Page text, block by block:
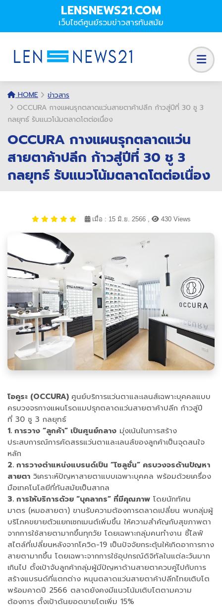
LENSNEWS21.COM
เว็บไซต์ศูนย์รวมข่าวสารทันสมัย
HOME
ข่าวสาร
OCCURA กางแผนรุกตลาดแว่นสายตาค้าปลีก ก้าวสู่ปีที่ 30 ชู 3
กลยุทธ์ รับแนวโน้มตลาดโตต่อเนื่อง
OCCURA กางแผนรุกตลาดแว่น
สายตาค้าปลีก ก้าวสู่ปีที่ 30 ชู 3
กลยุทธ์ รับแนวโน้มตลาดโตต่อเนื่อง
เมื่อ : 15 มิ.ย. 2566 , 430 Views
โอคูระ (OCCURA) ศูนย์บริการแว่นตาและเลนส์เฉพาะบุคคลแบบ
ครบวงจรกางแผนโรดแมปรุกตลาดแว่นสายตาค้าปลีก ก้าวสู่ปี
ที่ 30 ชู 3 กลยุทธ์
1. การวาง “ลูกค้า” เป็นศูนย์กลาง มุ่งเน้นในการสร้าง
ประสบการณ์การคัดสรรแว่นตาและเลนส์ของลูกค้าเป็นจุดสนใจ
หลัก
2. การวางตำแหน่งแบรนด์เป็น “โซลูชั่น” ครบวงจรด้านปัญหา
สายตา วิเคราะห์ปัญหาสายตาแบบเฉพาะบุคคล พร้อมด้วยเครื่อง
มือเทคโนโลยีที่ทันสมัยเป็นสากล
3. การให้บริการด้วย “บุคลากร” ที่มีคุณภาพ โดยนักทัศน
มาตร (หมอสายตา) ขานรับความต้องการตลาดเปลี่ยน พบกลุ่มผู้
บริโภคขยายตัวแยกเซกเมนต์เพิ่มขึ้น ให้ความสำคัญกับสุขภาพตา
จากการใช้สายตามากขึ้นทุกวัย โดยเฉพาะกลุ่มคนทำงาน ชี้ไลฟ์
สไตล์ที่เปลี่ยนหลังจากโควิด-19 เป็นปัจจัยกระตุ้นให้เกิดอาการทาง
สายตามากขึ้น โดยเฉพาะจากการใช้อุปกรณ์ดิจิทัลในแต่ละวันมาก
เกินไป ตั้งเป้าจับลูกค้ากลุ่มผู้มีปัญหาด้านสายตาควบคู่ไปกับการ
สร้างแบรนด์ที่แตกต่าง หนุนตลาดแว่นสายตาค้าปลีกไทยเติบโต
พร้อมคาดปี 2566 ตลาดยังคงมีแนวโน้มเติบโตตามความ
ต้องการ ตั้งเป้าดันยอดขายโตเพิ่ม 15%